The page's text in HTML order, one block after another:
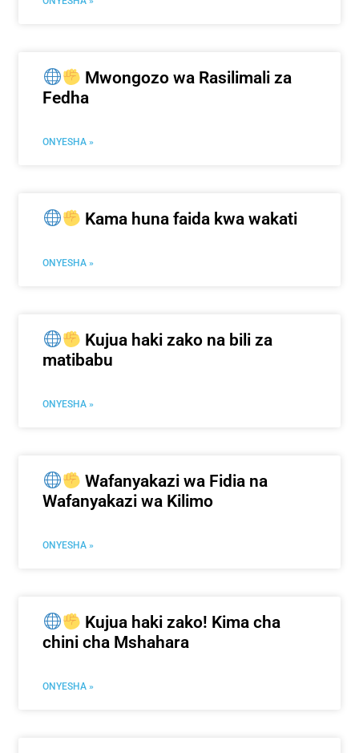
Mwongozo wa Rasilimali za
Fedha
ONYESHA »
Kama huna faida kwa wakati
ONYESHA »
Kujua haki zako na bili za
matibabu
ONYESHA »
Wafanyakazi wa Fidia na
Wafanyakazi wa Kilimo
ONYESHA »
Kujua haki zako! Kima cha
chini cha Mshahara
ONYESHA »